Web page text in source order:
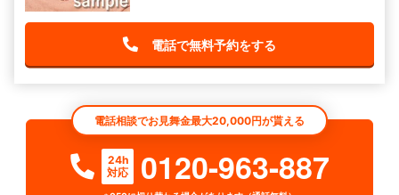
電話で無料予約をする
電話相談でお見舞金最大20,000円が貰える
24h
対応
0120-963-887